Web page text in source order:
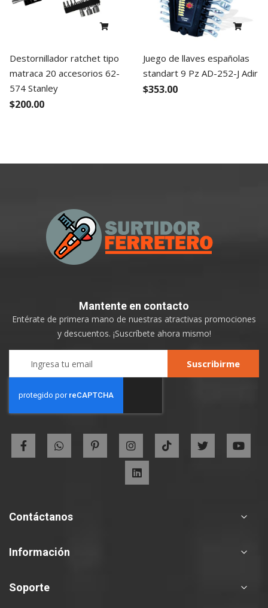
Destornillador ratchet tipo
matraca 20 accesorios 62-
574 Stanley
$200.00
Juego de llaves españolas
standart 9 Pz AD-252-J Adir
$353.00
Contáctanos
Información
Soporte
Mantente en contacto
Entérate de primera mano de nuestras atractivas promociones
y descuentos. ¡Suscríbete ahora mismo!
Newsletter:
Suscribirme